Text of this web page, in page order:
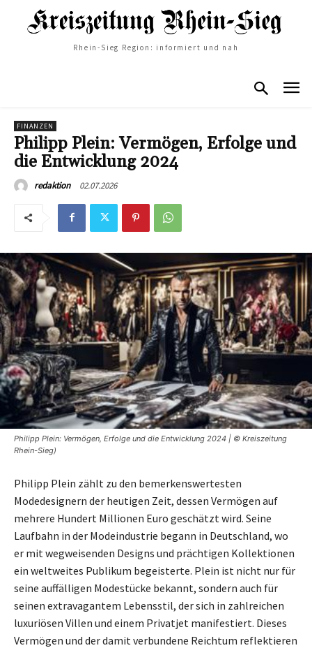
Rhein-Sieg Region: informiert und nah
FINANZEN
Philipp Plein: Vermögen, Erfolge und
die Entwicklung 2024
redaktion 02.07.2026
Philipp Plein: Vermögen, Erfolge und die Entwicklung 2024 | © Kreiszeitung
Rhein-Sieg)
Philipp Plein zählt zu den bemerkenswertesten
Modedesignern der heutigen Zeit, dessen Vermögen auf
mehrere Hundert Millionen Euro geschätzt wird. Seine
Laufbahn in der Modeindustrie begann in Deutschland, wo
er mit wegweisenden Designs und prächtigen Kollektionen
ein weltweites Publikum begeisterte. Plein ist nicht nur für
seine auffälligen Modestücke bekannt, sondern auch für
seinen extravagantem Lebensstil, der sich in zahlreichen
luxuriösen Villen und einem Privatjet manifestiert. Dieses
Vermögen und der damit verbundene Reichtum reflektieren